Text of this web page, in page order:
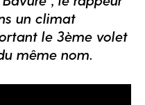
un climat
le 3ème volet
même nom.